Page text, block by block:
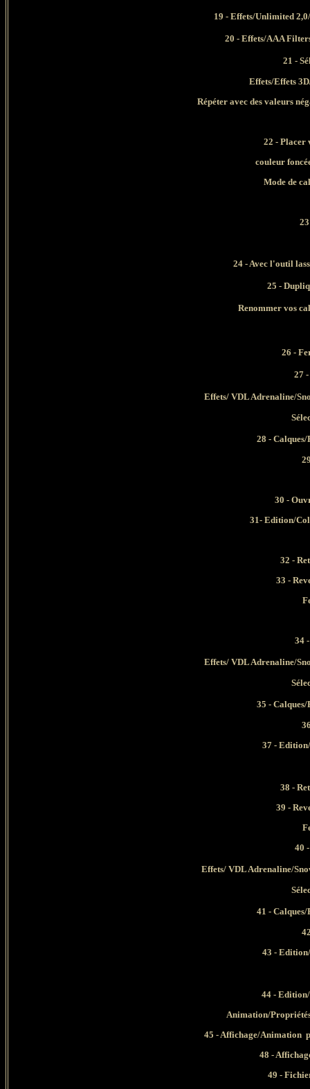
19 - Effets/Unlimited
20 - Effets/AAA
21 -
Effets/Effets
Répéter avec des valeurs
22 - Placer
couleur
Mode de
24 - Avec l'outil
25 -
Renommer vos
26 -
27
Effets/VDL Adrenaline/
28 -
30 -
31- Edition/
32 -
33 -
34
Effets/VDL Adrenaline/
35 -
37 -
38 -
39 -
40
Effets/ VDL Adrenaline/
41 - Calques/
43 -
44 -
Animation/
45 - Affichage/Animation
48 -
49 -